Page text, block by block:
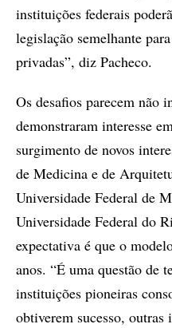
instituições federais
legislação semelhante
privadas”, diz Pacheco.
Os desafios parecem não
demonstraram interesse
surgimento de novos
de Medicina e de
Universidade Federal de
Universidade Federal do
expectativa é que o
anos. “É uma questão de
instituições pioneiras
obtiverem sucesso,